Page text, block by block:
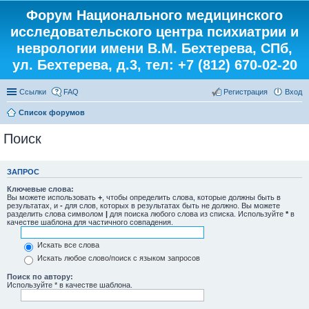
Форум Национального медицинского
исследовательского центра психиатрии и
неврологии имени В.М. Бехтерева, СПб,
ул. Бехтерева, д.3, тел: +7 (812) 670-02-20
Ссылки FAQ Вход
Регистрация
Список форумов
Поиск
ЗАПРОС
Ключевые слова:
Вы можете использовать + , чтобы определить слова, которые должны быть в
результатах, и - для слов, которых в результатах быть не должно. Вы можете
разделить слова символом | для поиска любого слова из списка. Используйте * в
качестве шаблона для частичного совпадения.
Искать все слова
Искать любое слово/поиск с языком запросов
Поиск по автору:
Используйте * в качестве шаблона.